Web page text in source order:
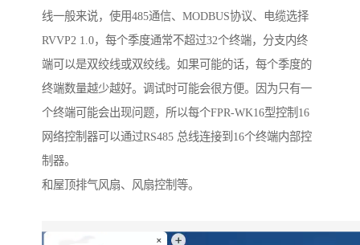
线一般来说，使用485通信、MODBUS协议、电缆选择
RVVP2 1.0，每个季度通常不超过32个终端，分支内终
端可以是双绞线或双绞线。如果可能的话，每个季度的
终端数量越少越好。调试时可能会很方便。因为只有一
个终端可能会出现问题，所以每个FPR-WK16型控制16
网络控制器可以通过RS485 总线连接到16个终端内部控
制器。
和屋顶排气风扇、风扇控制等。